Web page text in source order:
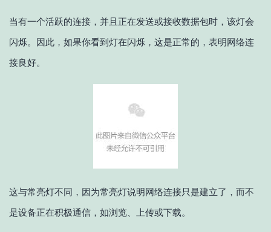
当有一个活跃的连接，并且正在发送或接收数据包时，该灯会
闪烁。因此，如果你看到灯在闪烁，这是正常的，表明网络连
接良好。
这与常亮灯不同，因为常亮灯说明网络连接只是建立了，而不
是设备正在积极通信，如浏览、上传或下载。